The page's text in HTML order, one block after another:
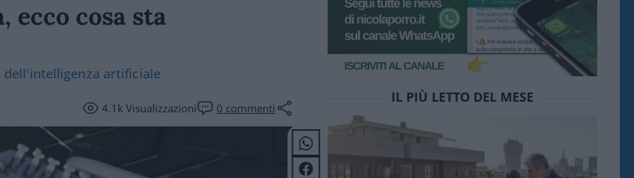
ecco cosa sta
artificiale
4.1kVisualizzazioni 0 commenti
IL PIÙ LETTO DEL MESE